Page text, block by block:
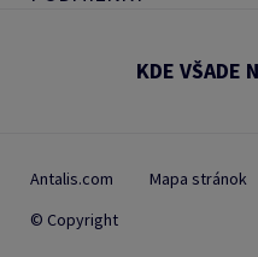
KDE VŠADE
Antalis.com
Mapa stránok
© Copyright